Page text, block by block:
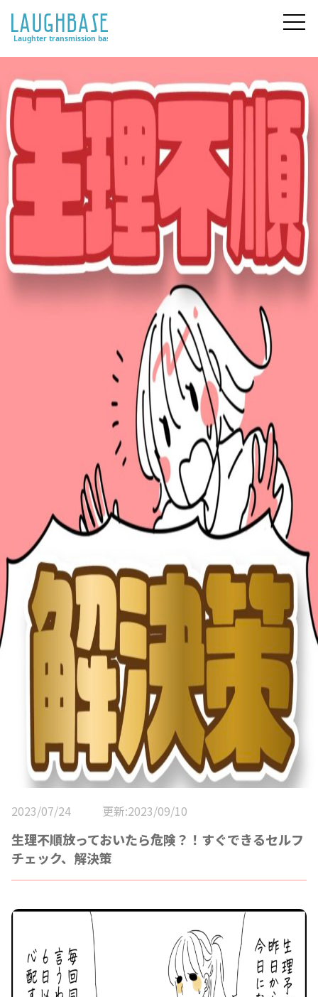
2023/07/24 更新:2023/09/10
生理不順放っておいたら危険？！すぐできるセルフ
チェック、解決策